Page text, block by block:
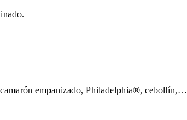
empanizado, Philadelphia®, cebollín,…